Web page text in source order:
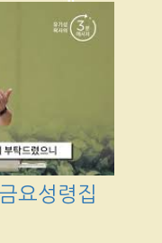
요성령집